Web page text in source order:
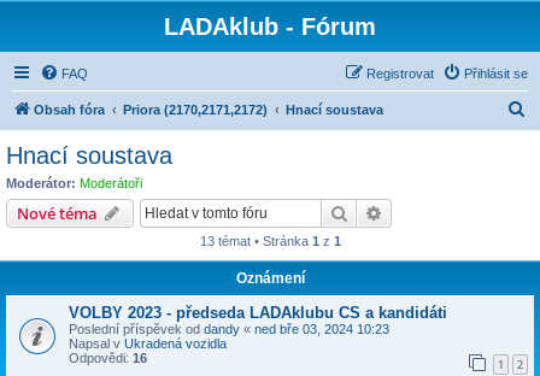
LADAklub - Fórum
FAQ Přihlásit se
Registrovat
Obsah fóra Priora (2170,2171,2172) Hnací soustava
Hnací soustava
Moderátor: Moderátoři
Nové téma Hledat
13 témat • Stránka 1 z 1
Oznámení
VOLBY 2023 - předseda LADAklubu CS a kandidáti
Poslední příspěvek od dandy « ned bře 03, 2024 10:23
Napsal v Ukradená vozidla
Odpovědi: 16 1 2